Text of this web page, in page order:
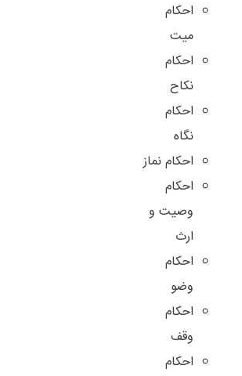
احکام
میت
احکام
نکاح
احکام
نگاه
احکام نماز
احکام
وصیت و
ارث
احکام
وضو
احکام
وقف
احکام